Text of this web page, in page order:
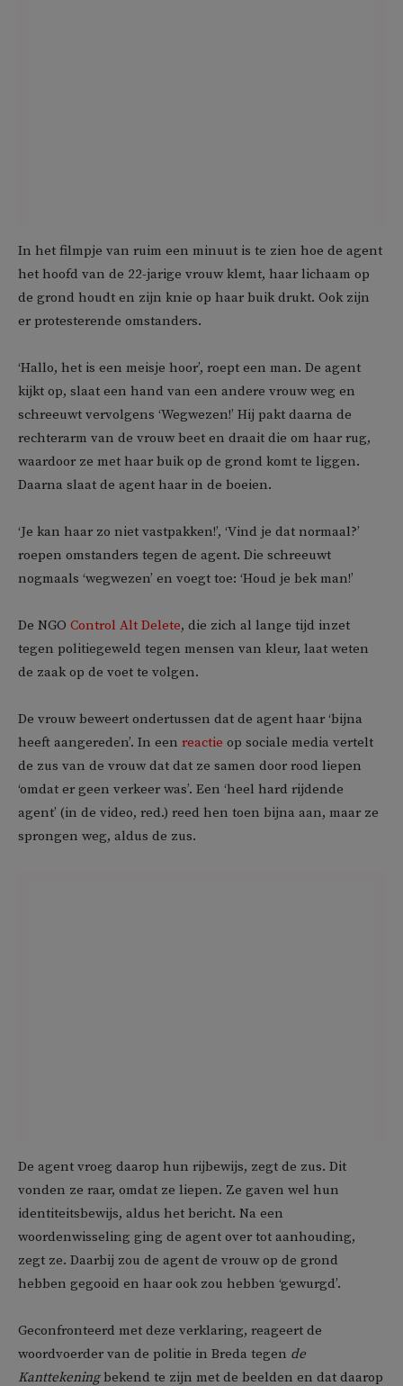
In het filmpje van ruim een minuut is te zien hoe de agent
het hoofd van de 22-jarige vrouw klemt, haar lichaam op
de grond houdt en zijn knie op haar buik drukt. Ook zijn
er protesterende omstanders.
‘Hallo, het is een meisje hoor’, roept een man. De agent
kijkt op, slaat een hand van een andere vrouw weg en
schreeuwt vervolgens ‘Wegwezen!’ Hij pakt daarna de
rechterarm van de vrouw beet en draait die om haar rug,
waardoor ze met haar buik op de grond komt te liggen.
Daarna slaat de agent haar in de boeien.
‘Je kan haar zo niet vastpakken!’, ‘Vind je dat normaal?’
roepen omstanders tegen de agent. Die schreeuwt
nogmaals ‘wegwezen’ en voegt toe: ‘Houd je bek man!’
De NGO Control Alt Delete, die zich al lange tijd inzet
tegen politiegeweld tegen mensen van kleur, laat weten
de zaak op de voet te volgen.
De vrouw beweert ondertussen dat de agent haar ‘bijna
heeft aangereden’. In een reactie op sociale media vertelt
de zus van de vrouw dat dat ze samen door rood liepen
‘omdat er geen verkeer was’. Een ‘heel hard rijdende
agent’ (in de video, red.) reed hen toen bijna aan, maar ze
sprongen weg, aldus de zus.
De agent vroeg daarop hun rijbewijs, zegt de zus. Dit
vonden ze raar, omdat ze liepen. Ze gaven wel hun
identiteitsbewijs, aldus het bericht. Na een
woordenwisseling ging de agent over tot aanhouding,
zegt ze. Daarbij zou de agent de vrouw op de grond
hebben gegooid en haar ook zou hebben ‘gewurgd’.
Geconfronteerd met deze verklaring, reageert de
woordvoerder van de politie in Breda tegen de
Kanttekeningbekend te zijn met de beelden en dat daarop